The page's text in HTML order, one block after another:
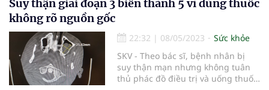
Suy thận giai đoạn 3 biến thành 5 vì dùng thuốc
không rõ nguồn gốc
22:32 | 08/05/2023
Sức khỏe
SKV - Theo bác sĩ, bệnh nhân bị
suy thận mạn nhưng không tuân
thủ phác đồ điều trị và uống thuốc